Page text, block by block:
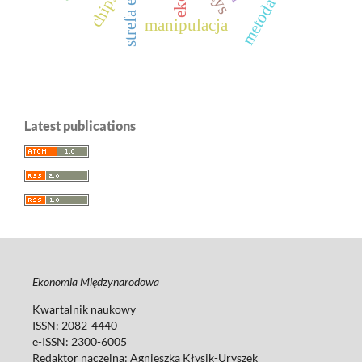
manipulacja
Latest publications
Ekonomia Międzynarodowa
Kwartalnik naukowy
ISSN: 2082-4440
e-ISSN: 2300-6005
Redaktor naczelna: Agnieszka Kłysik-Uryszek